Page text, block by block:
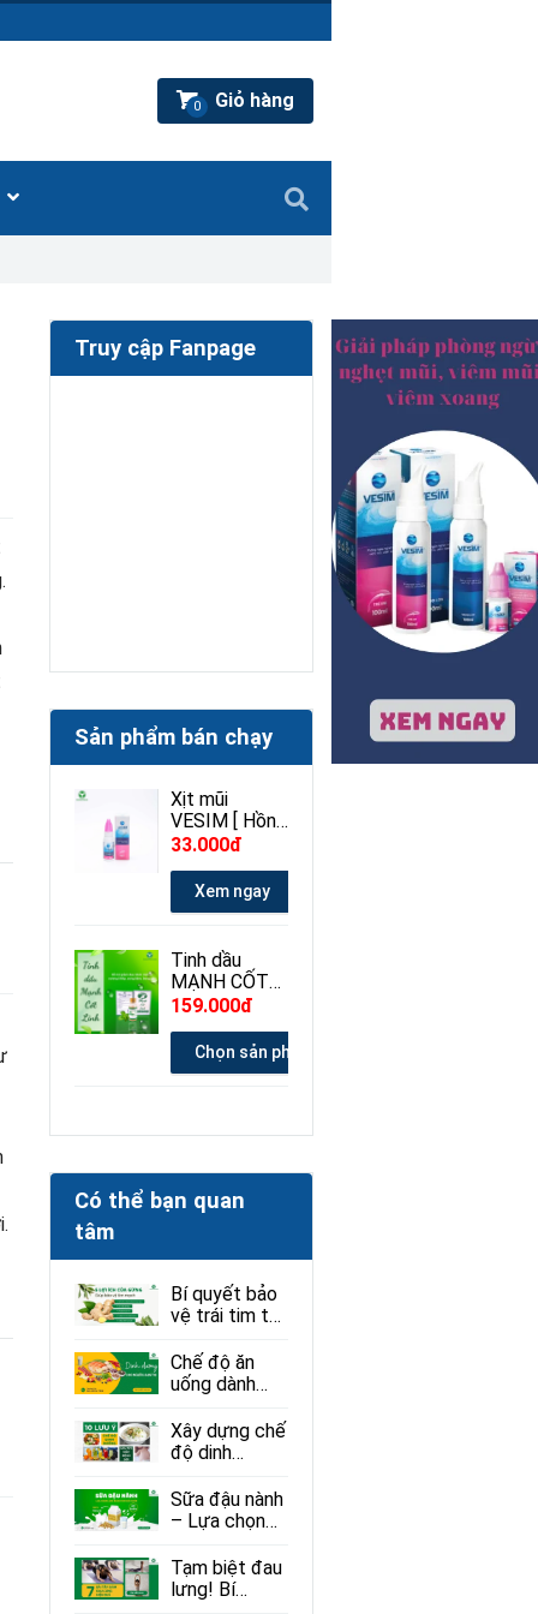
Truy cập Fanpage
Sản phẩm bán chạy
Xịt mũi
VESIM [ Hồng
] 100ml
33.000đ
Xem ngay
Tinh dầu
MẠNH CỐT
LINH 30ml
159.000đ
Chọn sản phẩm
Có thể bạn quan
tâm
Bí quyết bảo
vệ trái tim từ
Gừng và
những lợi ích
ít ai ngờ
Chế độ ăn
uống dành
loạn thị: Ăn gì
để tốt cho
mắt?
Xây dựng chế
độ dinh
người mắc
bệnh sởi phục
hồi hiệu quả
Sữa đậu nành
– Lựa chọn
cho sức khỏe
Tạm biệt đau
lưng! Bí
0 Giỏ hàng